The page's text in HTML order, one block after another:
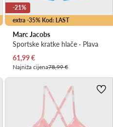
extra -35% Kod: LAST
-21%
Marc Jacobs
Sportske kratke hlače · Plava
Trenutna cijena
61,99€
Najniža cijena78,99 €